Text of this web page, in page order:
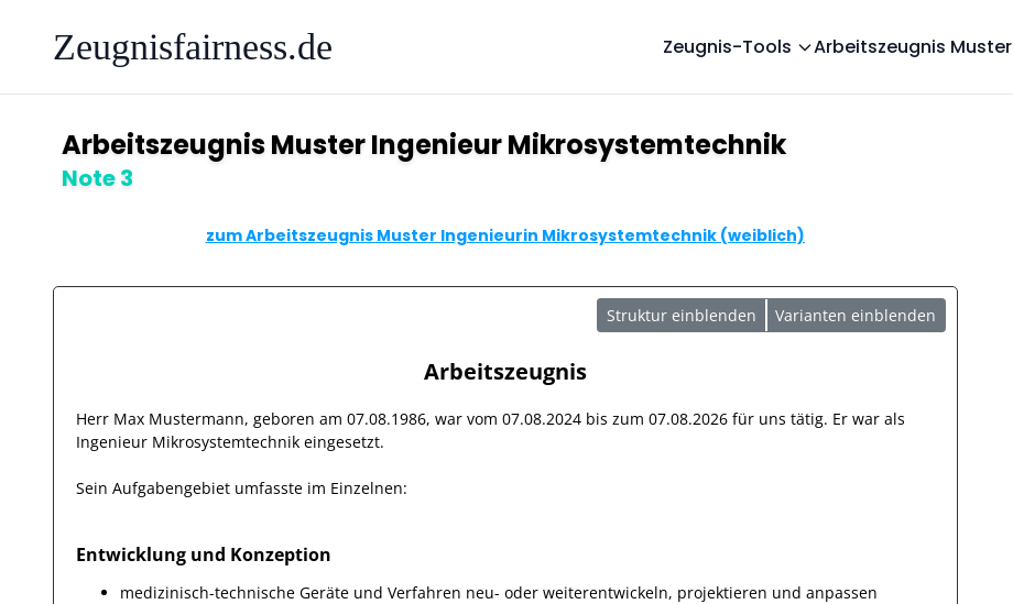
Zeugnisfairness.de Zeugnis-Tools Arbeitszeugnis Muster
Arbeitszeugnis Muster Ingenieur Mikrosystemtechnik
Note 3
zum Arbeitszeugnis Muster Ingenieurin Mikrosystemtechnik (weiblich)
Struktur einblenden Varianten einblenden
Arbeitszeugnis
Herr Max Mustermann, geboren am 07.08.1986, war vom 07.08.2024 bis zum 07.08.2026 für uns tätig. Er war als
Ingenieur Mikrosystemtechnik eingesetzt.
Sein Aufgabengebiet umfasste im Einzelnen:
Entwicklung und Konzeption
medizinisch-technische Geräte und Verfahren neu- oder weiterentwickeln, projektieren und anpassen